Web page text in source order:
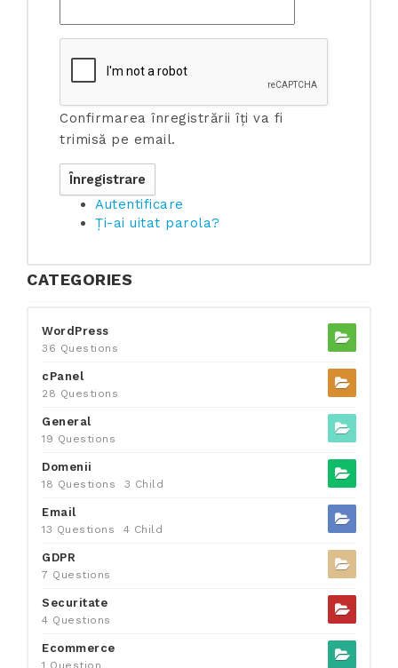
Confirmarea înregistrării îți va fi
trimisă pe email.
Autentificare
Ți-ai uitat parola?
CATEGORIES
WordPress
36 Questions
cPanel
28 Questions
General
19 Questions
Domenii
18 Questions 3 Child
Email
13 Questions 4 Child
GDPR
7 Questions
Securitate
4 Questions
Ecommerce
1 Question